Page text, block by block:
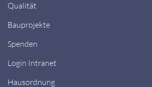
Qualität
Bauprojekte
Spenden
Login Intranet
Hausordnung